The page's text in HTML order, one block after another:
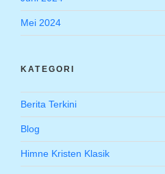
Mei 2024
KATEGORI
Berita Terkini
Blog
Himne Kristen Klasik